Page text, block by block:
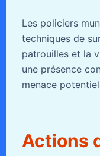
Les policiers
techniques de
patrouilles et la
une présence
menace
Actions